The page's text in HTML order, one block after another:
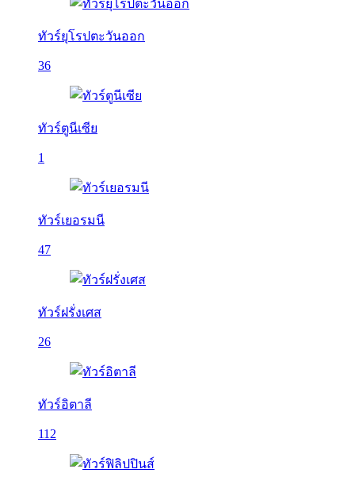
ทัวร์ยุโรปตะวันออก
36
ทัวร์ตูนีเซีย
1
ทัวร์เยอรมนี
47
ทัวร์ฝรั่งเศส
26
ทัวร์อิตาลี
112